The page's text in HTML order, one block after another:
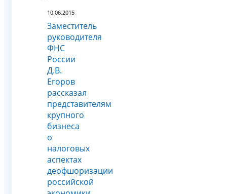
10.06.2015
Заместитель
руководителя
ФНС
России
Д.В.
Егоров
рассказал
представителям
крупного
бизнеса
о
налоговых
аспектах
деофшоризации
российской